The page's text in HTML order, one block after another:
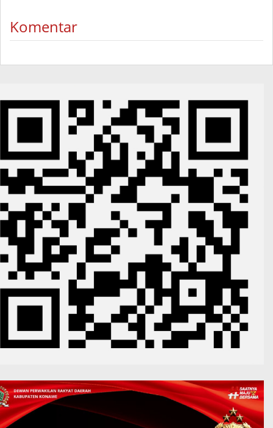
Komentar